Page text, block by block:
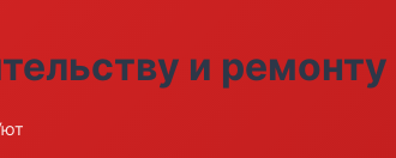
и ремонту